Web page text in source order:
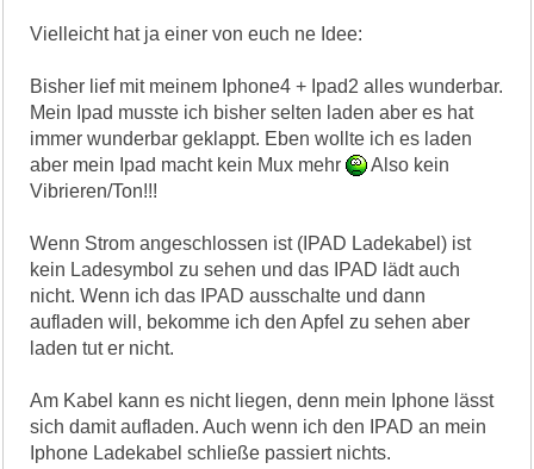
Vielleicht hat ja einer von euch ne Idee:
Bisher lief mit meinem Iphone4 + Ipad2 alles wunderbar.
Mein Ipad musste ich bisher selten laden aber es hat
immer wunderbar geklappt. Eben wollte ich es laden
aber mein Ipad macht kein Mux mehr
Also kein
Vibrieren/Ton!!!
Wenn Strom angeschlossen ist (IPAD Ladekabel) ist
kein Ladesymbol zu sehen und das IPAD lädt auch
nicht. Wenn ich das IPAD ausschalte und dann
aufladen will, bekomme ich den Apfel zu sehen aber
laden tut er nicht.
Am Kabel kann es nicht liegen, denn mein Iphone lässt
sich damit aufladen. Auch wenn ich den IPAD an mein
Iphone Ladekabel schließe passiert nichts.